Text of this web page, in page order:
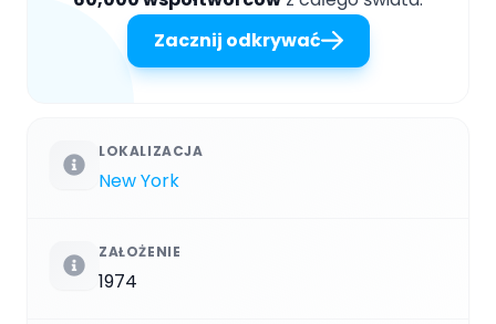
Zacznij odkrywać
LOKALIZACJA
New York
ZAŁOŻENIE
1974